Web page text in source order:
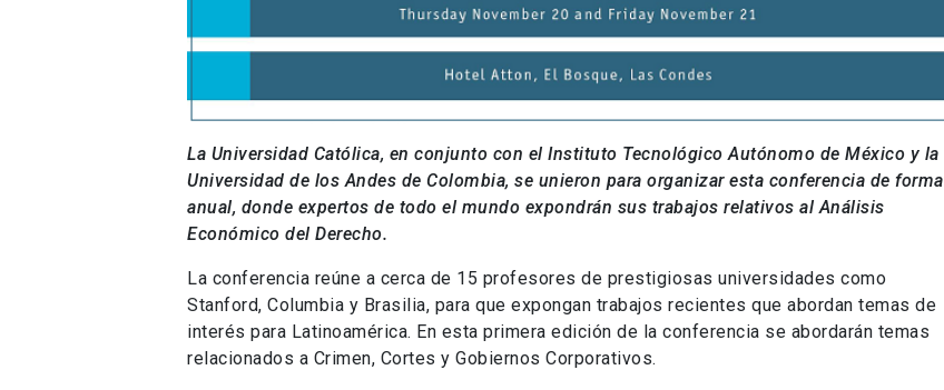
La Universidad Católica, en conjunto con el Instituto Tecnológico Autónomo de México y la
Universidad de los Andes de Colombia, se unieron para organizar esta conferencia de forma
anual, donde expertos de todo el mundo expondrán sus trabajos relativos al Análisis
Económico del Derecho.
La conferencia reúne a cerca de 15 profesores de prestigiosas universidades como
Stanford, Columbia y Brasilia, para que expongan trabajos recientes que abordan temas de
interés para Latinoamérica. En esta primera edición de la conferencia se abordarán temas
relacionados a Crimen, Cortes y Gobiernos Corporativos.